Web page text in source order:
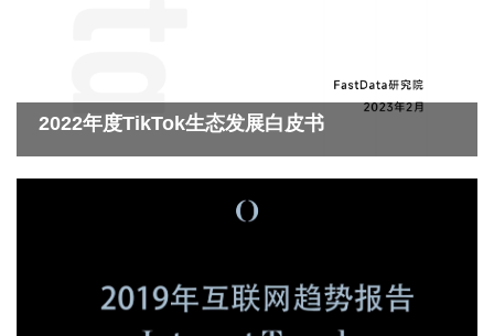
2022年度TikTok生态发展白皮书